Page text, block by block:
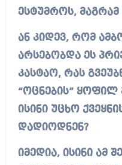
ესტუმროს,
ან კიდევ, რომ
არსებობდა ეს
კასტაო, რას
“ოცნების” ყოფილ
ისინი უცხო
დადიოდნენ?
იმედია, ისინი ამ